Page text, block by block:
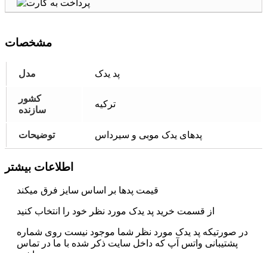
مشخصات
مدل پد یدک
کشور
سازنده
ترکیه
توضیحات پدهای یدک موبی و سیرداس
اطلاعات بیشتر
قیمت پدها بر اساس سایز فرق میکند
از قسمت خرید پد یدک مورد نظر خود را انتخاب کنید
در صورتیکه پد یدک مورد نظر شما موجود نیست روی شماره
پشتیبانی واتس آپ که داخل سایت ذکر شده با ما در تماس